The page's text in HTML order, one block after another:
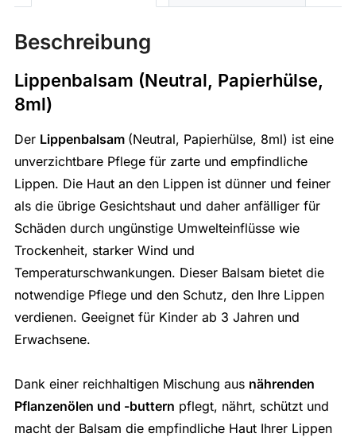
Beschreibung
Lippenbalsam (Neutral, Papierhülse,
8ml)
Der Lippenbalsam (Neutral, Papierhülse, 8ml) ist eine
unverzichtbare Pflege für zarte und empfindliche
Lippen. Die Haut an den Lippen ist dünner und feiner
als die übrige Gesichtshaut und daher anfälliger für
Schäden durch ungünstige Umwelteinflüsse wie
Trockenheit, starker Wind und
Temperaturschwankungen. Dieser Balsam bietet die
notwendige Pflege und den Schutz, den Ihre Lippen
verdienen. Geeignet für Kinder ab 3 Jahren und
Erwachsene.
Dank einer reichhaltigen Mischung aus nährenden
Pflanzenölen und -buttern pflegt, nährt, schützt und
macht der Balsam die empfindliche Haut Ihrer Lippen